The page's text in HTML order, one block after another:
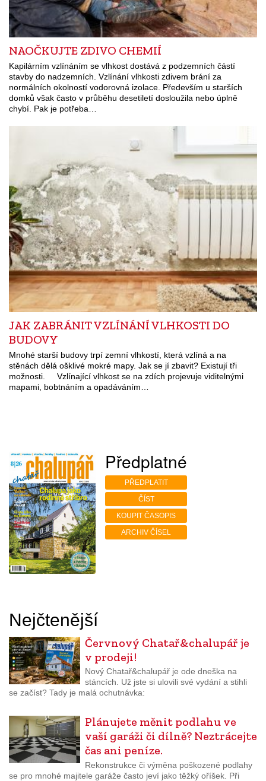
NAOČKUJTE ZDIVO CHEMIÍ
Kapilárním vzlínáním se vlhkost dostává z podzemních částí
stavby do nadzemních. Vzlínání vlhkosti zdivem brání za
normálních okolností vodorovná izolace. Především u starších
domků však často v průběhu desetiletí dosloužila nebo úplně
chybí. Pak je potřeba…
JAK ZABRÁNIT VZLÍNÁNÍ VLHKOSTI DO
BUDOVY
Mnohé starší budovy trpí zemní vlhkostí, která vzlíná a na
stěnách dělá ošklivé mokré mapy. Jak se jí zbavit? Existují tři
možnosti. Vzlínající vlhkost se na zdích projevuje viditelnými
mapami, bobtnáním a opadáváním…
Předplatné
PŘEDPLATIT
ČÍST
KOUPIT ČASOPIS
ARCHIV ČÍSEL
Nejčtenější
Červnový Chatař&chalupář je
v prodeji!
Nový Chatař&chalupář je ode dneška na
stáncích. Už jste si ulovili své vydání a stihli
se začíst? Tady je malá ochutnávka:
Plánujete měnit podlahu ve
vaší garáži či dílně? Neztrácejte
čas ani peníze.
Rekonstrukce či výměna poškozené podlahy
se pro mnohé majitele garáže často jeví jako těžký oříšek. Při